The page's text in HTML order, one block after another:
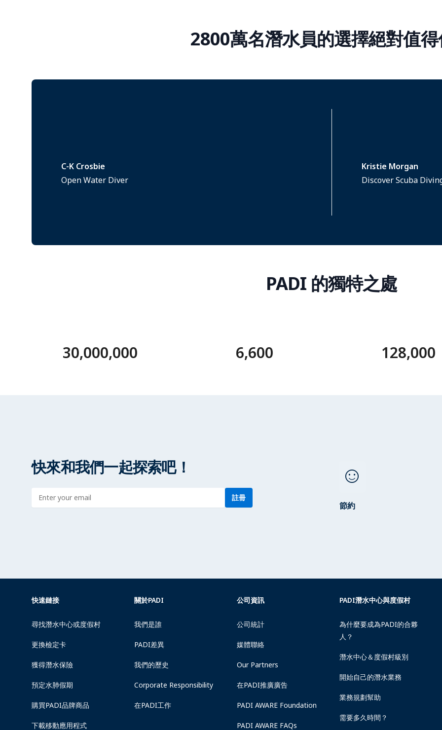
2800萬名潛水員的選擇絕對值
C-K Crosbie
Open Water Diver
Kristie Morgan
Discover Scuba
PADI 的獨特之處
30,000,000 6,600 128,000
快來和我們一起探索吧！
Enter address 註冊
sentiment_satisfied
節約
快速鏈接
尋找潛水中心或度假村
更換檢定卡
獲得潛水保險
預定水肺假期
購買PADI品牌商品
下載移動應用程式
關於PADI
我們是誰
PADI差異
我們的歷史
Corporate Responsibility
在PADI工作
公司資訊
公司統計
媒體聯絡
Our Partners
在PADI推廣廣告
PADI AWARE Foundation
PADI AWARE FAQs
PADI潛水中心與度假村
為什麼要成為PADI的合夥
人？
潛水中心＆度假村級別
開始自己的潛水業務
業務規劃幫助
需要多久時間？